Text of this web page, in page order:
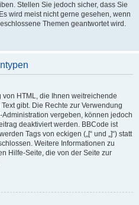
Stellen Sie jedoch sicher, dass Sie
wird meist nicht gerne gesehen, wenn
Themen geantwortet wird.
HTML, die Ihnen weitreichende
gibt. Die Rechte zur Verwendung
vergeben, können jedoch
deaktiviert werden. BBCode ist
Tags von eckigen („[“ und „]“) statt
Weitere Informationen zu
Hilfe-Seite, die von der Seite zur